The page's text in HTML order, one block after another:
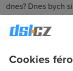
dnes? Dnes bych
Nejprve šlo o
magazíny. To je
vlastně rozmach
v internetových
Cookies